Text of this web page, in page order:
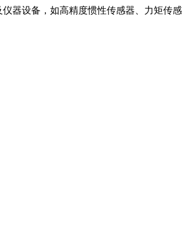
器设备，如高精度惯性传感器、力矩传